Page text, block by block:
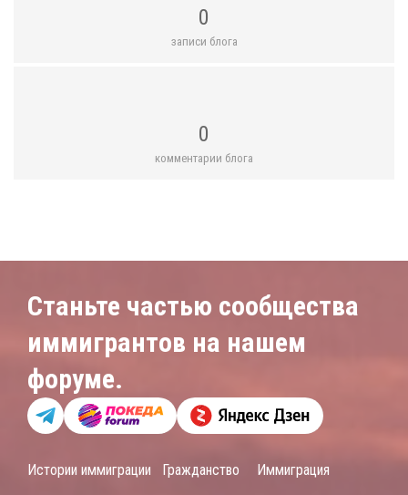
0
записи блога
0
комментарии блога
Станьте частью сообщества
иммигрантов на нашем
форуме.
Истории иммиграции Гражданство Иммиграция